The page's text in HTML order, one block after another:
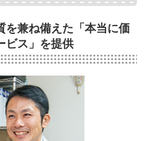
を兼ね備えた 「本当に価
ビス」を提供